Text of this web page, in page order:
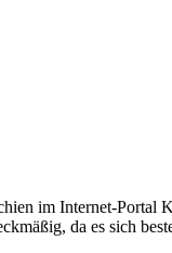
im Internet-Portal
da es sich